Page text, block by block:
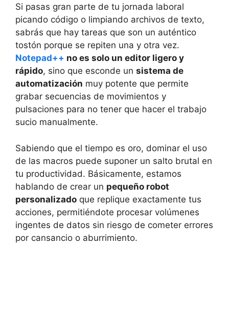
Si pasas gran parte de tu jornada laboral
picando código o limpiando archivos de texto,
sabrás que hay tareas que son un auténtico
tostón porque se repiten una y otra vez.
Notepad++ no es solo un editor ligero y
rápido, sino que esconde un sistema de
automatización muy potente que permite
grabar secuencias de movimientos y
pulsaciones para no tener que hacer el trabajo
sucio manualmente.
Sabiendo que el tiempo es oro, dominar el uso
de las macros puede suponer un salto brutal en
tu productividad. Básicamente, estamos
hablando de crear un pequeño robot
personalizado que replique exactamente tus
acciones, permitiéndote procesar volúmenes
ingentes de datos sin riesgo de cometer errores
por cansancio o aburrimiento.